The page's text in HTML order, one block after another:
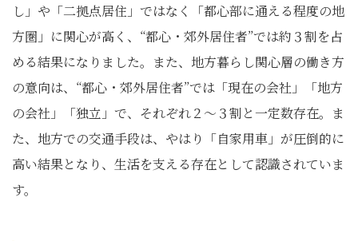
し」や「二拠点居住」ではなく「都心部に通える程度の地
方圏」に関心が高く、“都心・郊外居住者”では約３割を占
める結果になりました。また、地方暮らし関心層の働き方
の意向は、“都心・郊外居住者”では「現在の会社」「地方
の会社」「独立」で、それぞれ２～３割と一定数存在。ま
た、地方での交通手段は、やはり「自家用車」が圧倒的に
高い結果となり、生活を支える存在として認識されていま
す。